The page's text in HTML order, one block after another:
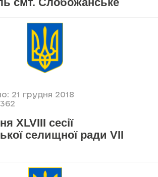
21 грудня 2018
XLVIII сесії
селищної ради VII